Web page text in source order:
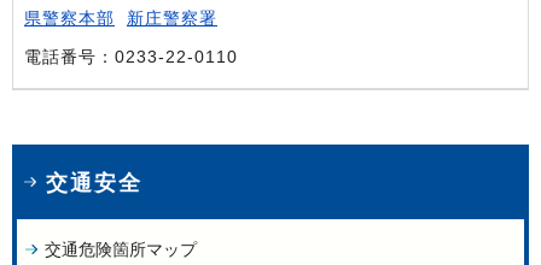
県警察本部
新庄警察署
電話番号：0233-22-0110
交通安全
交通危険箇所マップ